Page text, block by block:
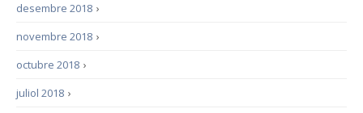
›
desembre 2018
›
novembre 2018
›
octubre 2018
›
juliol 2018